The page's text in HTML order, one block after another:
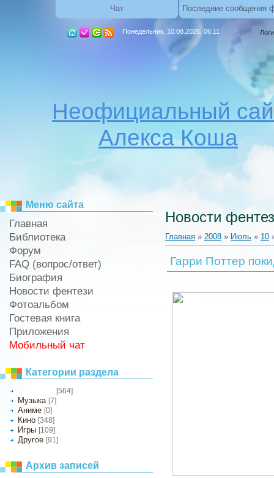
Чат Последние сообщения
Понедельник, 10.08.2026, 06:11
Неофициальный
Алекса Коша
Меню сайта
Главная
Библиотека
Форум
FAQ (вопрос/ответ)
Биография
Новости фентези
Фотоальбом
Гостевая книга
Приложения
Мобильный чат
Категории раздела
[564]
Музыка [7]
Аниме [0]
Кино [348]
Игры [109]
Другое [91]
Архив записей
Новости
Главная » 2008 » Июль » 10
Гарри Поттер